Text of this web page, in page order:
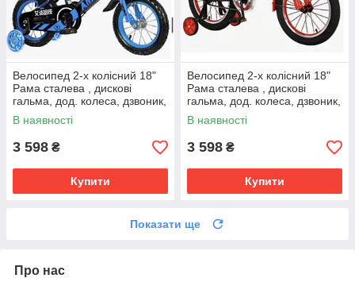
Велосипед 2-х колісний 18"
Рама сталева , дискові
гальма, дод. колеса, дзвоник,
бутилочка, корзинка
В наявності
3 598 ₴
Купити
Велосипед 2-х колісний 18"
Рама сталева , дискові
гальма, дод. колеса, дзвоник,
бутилочка, корзинка
В наявності
3 598 ₴
Купити
Показати ще
Про нас